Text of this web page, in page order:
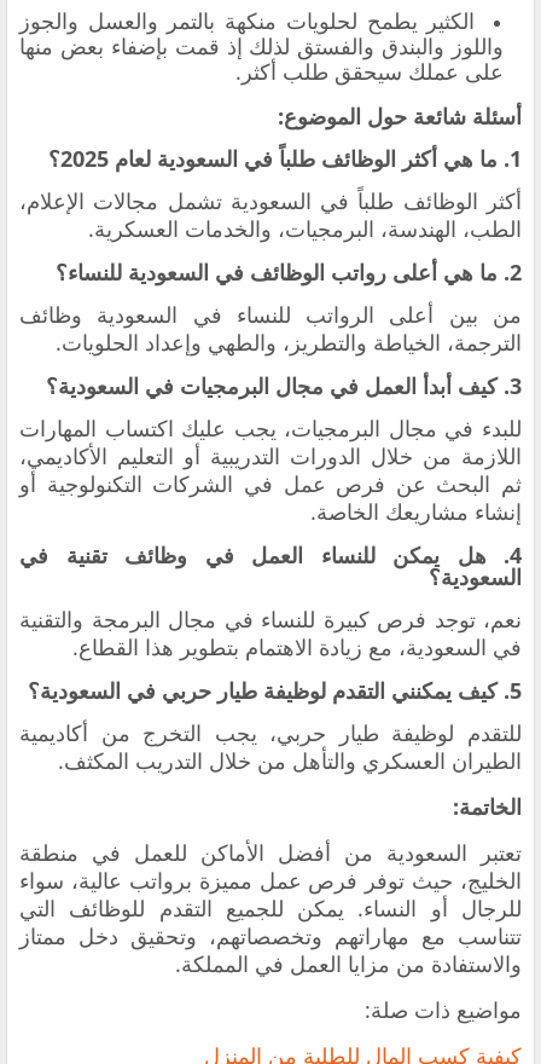
الكثير يطمح لحلويات منكهة بالتمر والعسل والجوز
واللوز والبندق والفستق لذلك إذ قمت بإضفاء بعض منها
على عملك سيحقق طلب أكثر.
أسئلة شائعة حول الموضوع:
1. ما هي أكثر الوظائف طلباً في السعودية لعام 2025؟
أكثر الوظائف طلباً في السعودية تشمل مجالات الإعلام،
الطب، الهندسة، البرمجيات، والخدمات العسكرية.
2. ما هي أعلى رواتب الوظائف في السعودية للنساء؟
من بين أعلى الرواتب للنساء في السعودية وظائف
الترجمة، الخياطة والتطريز، والطهي وإعداد الحلويات.
3. كيف أبدأ العمل في مجال البرمجيات في السعودية؟
للبدء في مجال البرمجيات، يجب عليك اكتساب المهارات
اللازمة من خلال الدورات التدريبية أو التعليم الأكاديمي،
ثم البحث عن فرص عمل في الشركات التكنولوجية أو
إنشاء مشاريعك الخاصة.
4. هل يمكن للنساء العمل في وظائف تقنية في
السعودية؟
نعم، توجد فرص كبيرة للنساء في مجال البرمجة والتقنية
في السعودية، مع زيادة الاهتمام بتطوير هذا القطاع.
5. كيف يمكنني التقدم لوظيفة طيار حربي في السعودية؟
للتقدم لوظيفة طيار حربي، يجب التخرج من أكاديمية
الطيران العسكري والتأهل من خلال التدريب المكثف.
الخاتمة:
تعتبر السعودية من أفضل الأماكن للعمل في منطقة
الخليج، حيث توفر فرص عمل مميزة برواتب عالية، سواء
للرجال أو النساء. يمكن للجميع التقدم للوظائف التي
تتناسب مع مهاراتهم وتخصصاتهم، وتحقيق دخل ممتاز
والاستفادة من مزايا العمل في المملكة.
مواضيع ذات صلة:
كيفية كسب المال للطلبة من المنزل